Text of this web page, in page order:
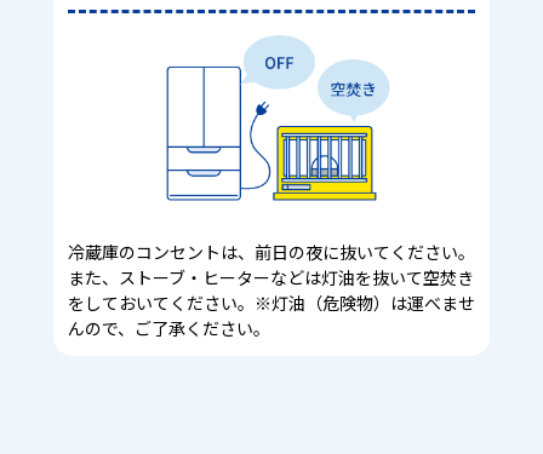
冷蔵庫のコンセントは、前日の夜に抜いてください。
また、ストーブ・ヒーターなどは灯油を抜いて空焚き
をしておいてください。※灯油（危険物）は運べませ
んので、ご了承ください。